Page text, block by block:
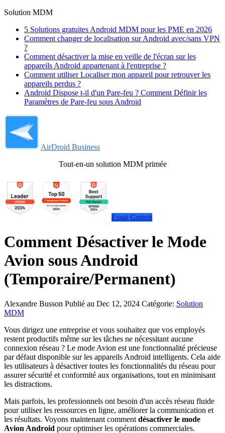
Solution MDM
5 Solutions gratuites Android MDM pour les PME en 2026
Comment changer de localisation sur Android avec/sans VPN
?
Comment désactiver la mise en veille de l'écran sur les
appareils Android appartenant à l'entreprise ?
Comment utiliser Localiser mon appareil pour retrouver les
appareils perdus ?
Android Dispose t-il d'un Pare-feu ? Comment Définir les
Paramètres de Pare-feu sous Android
AirDroid Business
Tout-en-un solution MDM primée
Essai Gratuit
Comment Désactiver le Mode
Avion sous Android
(Temporaire/Permanent)
Alexandre Busson Publié au Dec 12, 2024 Catégorie: Solution
MDM
Vous dirigez une entreprise et vous souhaitez que vos employés
restent productifs même sur les tâches ne nécessitant aucune
connexion réseau ? Le mode Avion est une fonctionnalité précieuse
par défaut disponible sur les appareils Android intelligents. Cela aide
les utilisateurs à désactiver toutes les fonctionnalités du réseau pour
assurer sécurité et conformité aux organisations, tout en minimisant
les distractions.
Mais parfois, les professionnels ont besoin d'un accès réseau fluide
pour utiliser les ressources en ligne, améliorer la communication et
les résultats. Voyons maintenant comment désactiver le mode
Avion Android pour optimiser les opérations commerciales.